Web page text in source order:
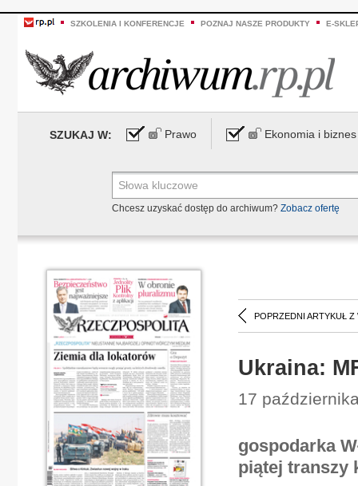
SZKOLENIA I KONFERENCJE POZNAJ NASZE PRODUKTY E-
SZUKAJ W: Prawo Ekonomia i biznes
Chcesz uzyskać dostęp do archiwum? Zobacz ofertę
POPRZEDNI ARTYKUŁ Z
Ukraina:
17
gospodarka
piątej transzy